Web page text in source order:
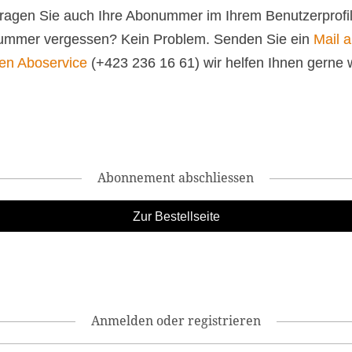
Sie auch Ihre Abonummer im Ihrem
vergessen? Kein Problem. Senden Sie ein Mail
Aboservice(+423 236 16 61) wir helfen Ihnen gerne
Abonnement abschliessen
Anmelden oder registrieren